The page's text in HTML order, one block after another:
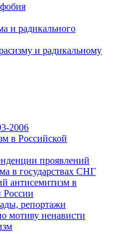
и радикального
и радикальному
2006
в Российской
проявлений
в государствах СНГ
антисемитизм в
России
репортажи
мотиву ненависти